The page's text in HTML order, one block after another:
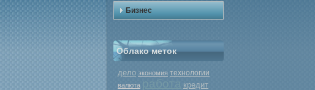
Бизнес
Облако меток
дело экономия технологии
валюта
кредит